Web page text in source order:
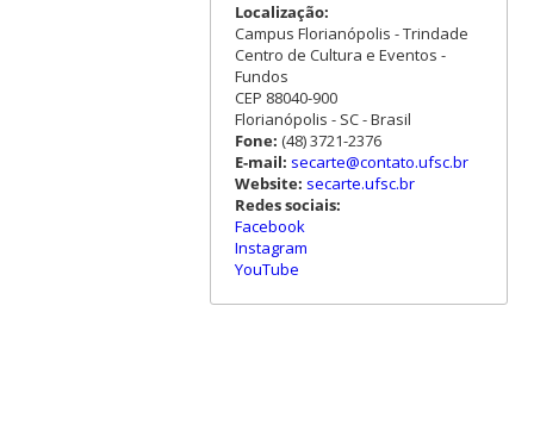
Localização:
Campus Florianópolis - Trindade
Centro de Cultura e Eventos -
Fundos
CEP 88040-900
Florianópolis - SC - Brasil
Fone: (48) 3721-2376
E-mail: secarte@contato.ufsc.br
Website: secarte.ufsc.br
Redes sociais:
Facebook
Instagram
YouTube